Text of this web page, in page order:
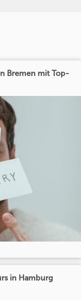
Bremen mit Top-
in Hamburg